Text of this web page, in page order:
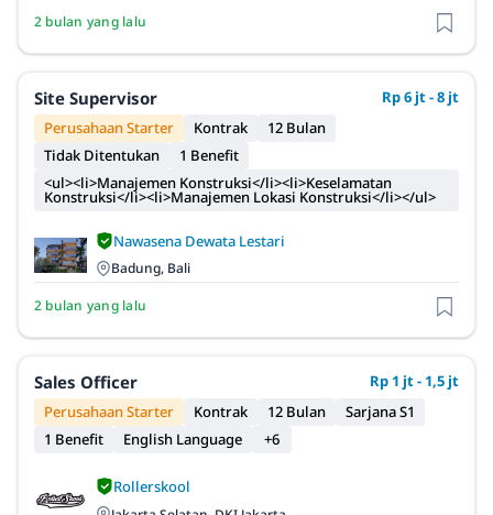
2 bulan yang lalu
Site Supervisor
Rp 6 jt - 8 jt
Perusahaan Starter
Kontrak
12 Bulan
Tidak Ditentukan
1 Benefit
<ul><li>Manajemen Konstruksi</li><li>Keselamatan
Konstruksi</li><li>Manajemen Lokasi Konstruksi</li></ul>
Nawasena Dewata Lestari
Badung, Bali
2 bulan yang lalu
Sales Officer
Rp 1 jt - 1,5 jt
Perusahaan Starter
Kontrak 12 Bulan
Sarjana S1
1 Benefit
English Language +6
Rollerskool